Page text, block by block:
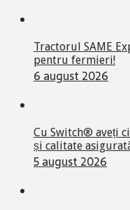
Tractorul SAME
pentru fermieri!
6 august 2026
Cu Switch® aveți
și calitate
5 august 2026